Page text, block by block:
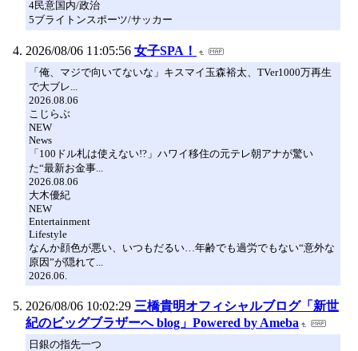
4民意国内/政治
5ブライトンスポーツ/サッカー
2026/08/06 11:05:56 女子SPA！
「俺、マジで向いてないな」キスマイ玉森裕太、TVer1000万再生
で大ブレ...
2026.08.06
こじらぶ
NEW
News
「100ドル札は使えない!?」ハワイ移住の元テレ朝アナが驚い
た“最新お金事...
2026.08.06
大木優紀
NEW
Entertainment
Lifestyle
なんか顔色が悪い、いつもだるい…年齢でも過労でもない“意外な
原因”が隠れて...
2026.06.
2026/08/06 10:02:29 三橋貴明オフィシャルブログ「新世
紀のビッグブラザーへ blog」Powered by Ameba
日銀の指先一つ